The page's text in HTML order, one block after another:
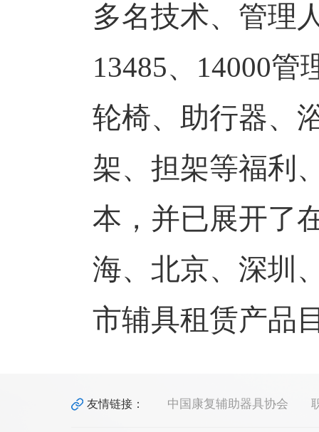
多名技术、管理
13485、14000
轮椅、助行器、
架、担架等福利
本，并已展开了
海、北京、深圳
市辅具租赁产品
友情链接： 中国康复辅助器具协会